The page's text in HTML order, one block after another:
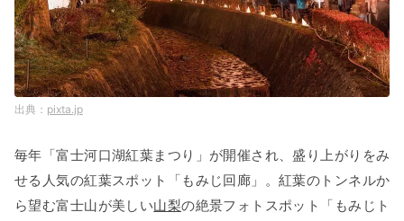
pixta.jp
毎年「富士河口湖紅葉まつり」が開催され、盛り上がりをみ
せる人気の紅葉スポット「もみじ回廊」。紅葉のトンネルか
ら望む富士山が美しい山梨の絶景フォトスポット「もみじト